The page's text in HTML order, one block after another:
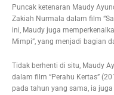
Puncak ketenaran Maudy
Zakiah Nurmala dalam film
ini, Maudy juga
Mimpi”, yang menjadi bagian
Tidak berhenti di situ, Maudy
dalam film “Perahu Kertas”
pada tahun yang sama, ia